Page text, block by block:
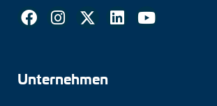
Unternehmen